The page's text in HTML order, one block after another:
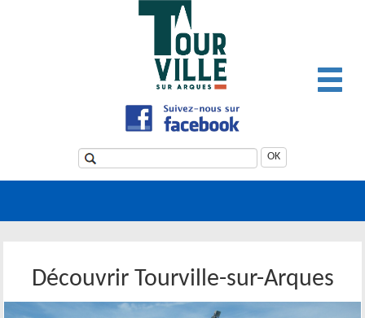
OK
Découvrir Tourville-sur-Arques
Panneau de gestion des cookies